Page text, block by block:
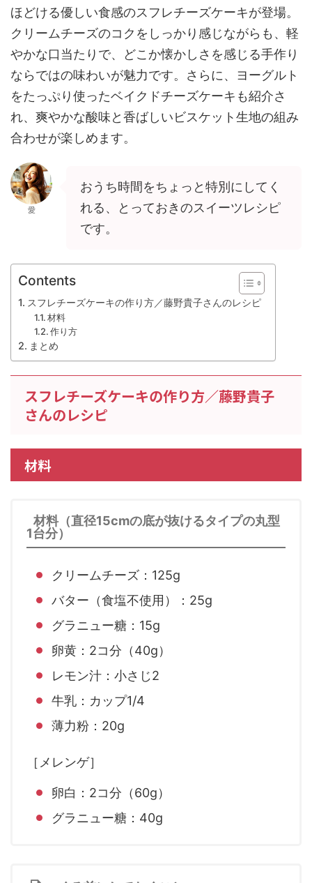
ほどける優しい食感のスフレチーズケーキが登場。
クリームチーズのコクをしっかり感じながらも、軽
やかな口当たりで、どこか懐かしさを感じる手作り
ならではの味わいが魅力です。さらに、ヨーグルト
をたっぷり使ったベイクドチーズケーキも紹介さ
れ、爽やかな酸味と香ばしいビスケット生地の組み
合わせが楽しめます。
愛
おうち時間をちょっと特別にしてく
れる、とっておきのスイーツレシピ
です。
Contents
スフレチーズケーキの作り方／藤野貴子さんのレシピ
材料
作り方
まとめ
スフレチーズケーキの作り方／藤野貴子
さんのレシピ
材料
材料（直径15cmの底が抜けるタイプの丸型
1台分）
クリームチーズ：125g
バター（食塩不使用）：25g
グラニュー糖：15g
卵黄：2コ分（40g）
レモン汁：小さじ2
牛乳：カップ1/4
薄力粉：20g
［メレンゲ］
卵白：2コ分（60g）
グラニュー糖：40g